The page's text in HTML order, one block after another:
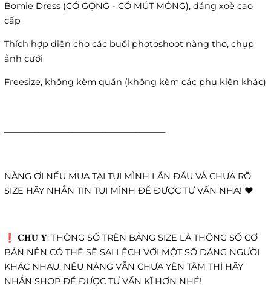
Bomie Dress (CÓ GỌNG - CÓ MÚT MỎNG), dáng xoè cao
cấp
Thích hợp diện cho các buổi photoshoot nàng thơ, chụp
ảnh cưới
Freesize, không kèm quần (không kèm các phụ kiện khác)
NÀNG ƠI NẾU MUA TẠI TỤI MÌNH LẦN ĐẦU VÀ CHƯA RÕ
SIZE HÃY NHẮN TIN TỤI MÌNH ĐỂ ĐƯỢC TƯ VẤN NHA! ❤️
❗️ 𝐂𝐇𝐔́ 𝐘́: THÔNG SỐ TRÊN BẢNG SIZE LÀ THÔNG SỐ CƠ
BẢN NÊN CÓ THỂ SẼ SAI LỆCH VỚI MỘT SỐ DÁNG NGƯỜI
KHÁC NHAU. NẾU NÀNG VẪN CHƯA YÊN TÂM THÌ HÃY
NHẮN SHOP ĐỂ ĐƯỢC TƯ VẤN KĨ HƠN NHÉ!